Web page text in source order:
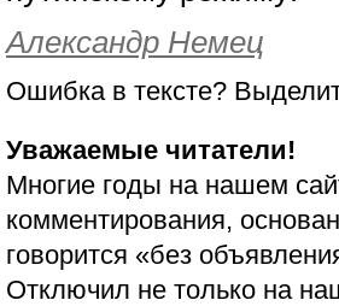
Александр Немец
Ошибка в тексте?
Уважаемые читатели!
Многие годы на нашем
комментирования,
говорится «без
Отключил не только на